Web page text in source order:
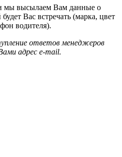
мы высылаем Вам данные о
Вас встречать (марка, цвет
водителя).
ответов менеджеров
адрес e-mail.